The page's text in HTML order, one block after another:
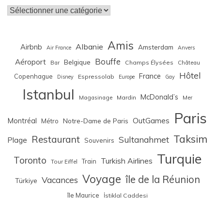
Catégories
Airbnb Air France Albanie Amis Amsterdam Anvers
Aéroport Bar Belgique Bouffe Champs Élysées Château
Copenhague Disney Espressolab Europe France Gay Hôtel
Istanbul Magasinage Mardin McDonald’s Mer
Montréal Métro Notre-Dame de Paris OutGames Paris
Plage Restaurant Souvenirs Sultanahmet Taksim
Toronto Tour Eiffel Train Turkish Airlines Turquie
Türkiye Vacances Voyage île de la Réunion
île Maurice İstiklal Caddesi